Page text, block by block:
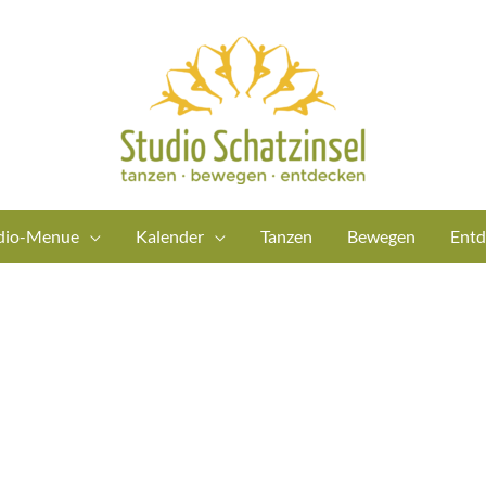
Menue Kalender Tanzen Bewegen